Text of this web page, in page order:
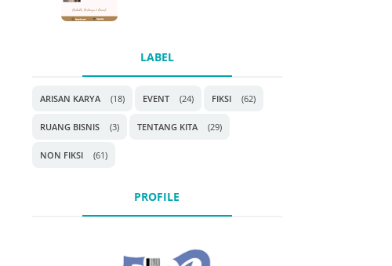
LABEL
ARISAN KARYA (18) EVENT (24) FIKSI (62)
RUANG BISNIS (3) TENTANG KITA (29)
NON FIKSI (61)
PROFILE